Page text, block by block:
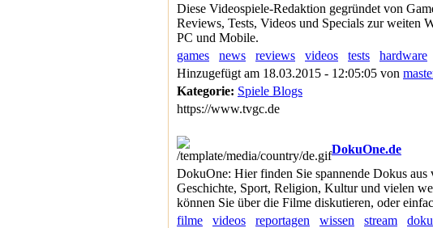
Diese Videospiele-Redaktion gegründet von
Reviews, Tests, Videos und Specials zur weiten
PC und Mobile.
games
news reviews videos tests hardware
Hinzugefügt am 18.03.2015 - 12:05:05 von
Kategorie: Spiele Blogs
https://www.tvgc.de
DokuOne.de
DokuOne: Hier finden Sie spannende Dokus
Geschichte, Sport, Religion, Kultur und vielen
können Sie über die Filme diskutieren, oder
filme
videos reportagen wissen stream doku